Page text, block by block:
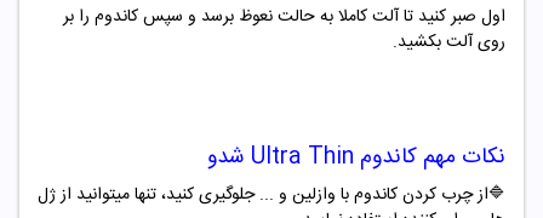
اول صبر کنید تا آلت کاملا به حالت نعوظ برسد و سپس کاندوم را بر
روی آلت بکشید.
نکات مهم کاندوم Ultra Thin شدو
🔷از چرب کردن کاندوم با وازلین و ... جلوگیری کنید، تنها میتوانید از ژل